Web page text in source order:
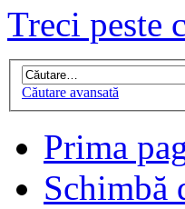
Treci peste
Căutare avansată
Prima
Schimbă